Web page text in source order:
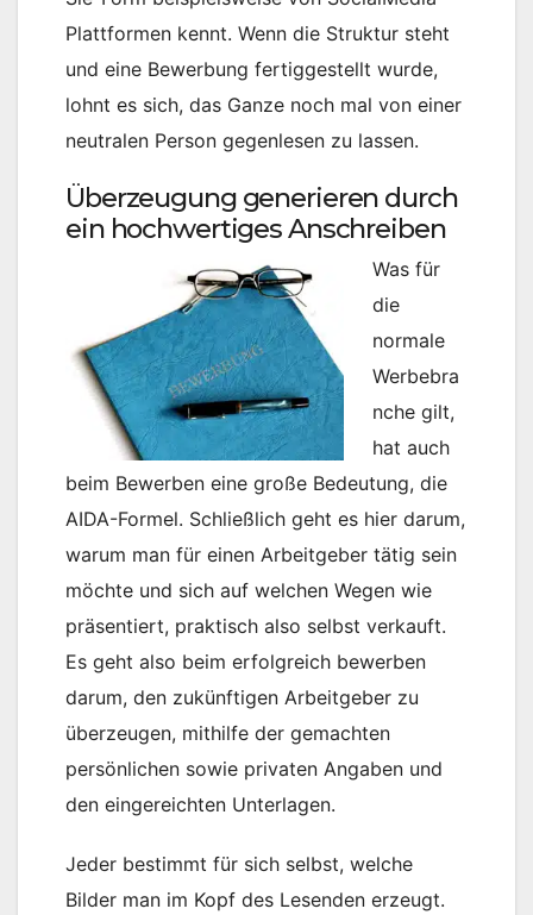
Plattformen kennt. Wenn die Struktur steht
und eine Bewerbung fertiggestellt wurde,
lohnt es sich, das Ganze noch mal von einer
neutralen Person gegenlesen zu lassen.
Überzeugung generieren durch
ein hochwertiges Anschreiben
Was für
die
normale
Werbebra
nche gilt,
hat auch
beim Bewerben eine große Bedeutung, die
AIDA-Formel. Schließlich geht es hier darum,
warum man für einen Arbeitgeber tätig sein
möchte und sich auf welchen Wegen wie
präsentiert, praktisch also selbst verkauft.
Es geht also beim erfolgreich bewerben
darum, den zukünftigen Arbeitgeber zu
überzeugen, mithilfe der gemachten
persönlichen sowie privaten Angaben und
den eingereichten Unterlagen.
Jeder bestimmt für sich selbst, welche
Bilder man im Kopf des Lesenden erzeugt.